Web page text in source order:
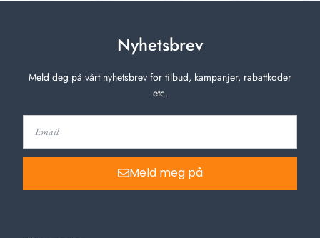
Nyhetsbrev
Meld deg på vårt nyhetsbrev for tilbud, kampanjer, rabattkoder
etc.
Meld meg på